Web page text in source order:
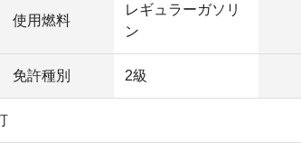
使用燃料
レギュラーガソリ
ン
免許種別 2級